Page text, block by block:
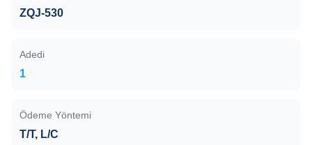
ZQJ-530
Adedi
1
Ödeme Yöntemi
T/T, L/C